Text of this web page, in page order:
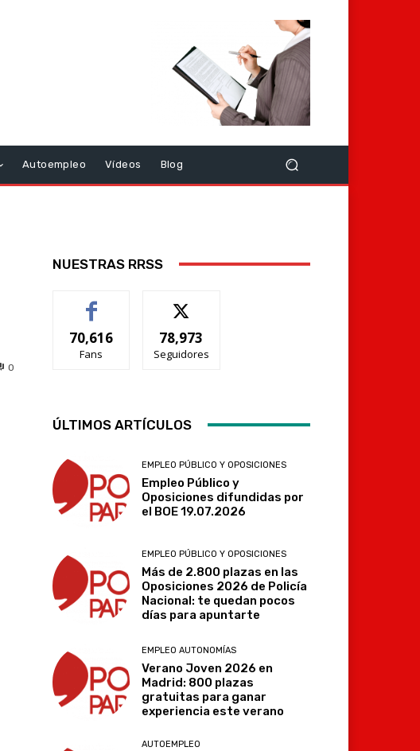
Autoempleo Vídeos Blog
0
Telegram
NUESTRAS RRSS
70,616
Fans
78,973
Seguidores
ÚLTIMOS ARTÍCULOS
EMPLEO PÚBLICO Y OPOSICIONES
Empleo Público y
Oposiciones difundidas por
el BOE 19.07.2026
EMPLEO PÚBLICO Y OPOSICIONES
Más de 2.800 plazas en las
Oposiciones 2026 de Policía
Nacional: te quedan pocos
días para apuntarte
EMPLEO AUTONOMÍAS
Verano Joven 2026 en
Madrid: 800 plazas
gratuitas para ganar
experiencia este verano
AUTOEMPLEO